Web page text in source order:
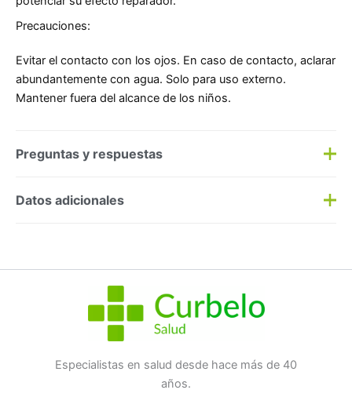
Precauciones:
Evitar el contacto con los ojos. En caso de contacto, aclarar
abundantemente con agua. Solo para uso externo.
Mantener fuera del alcance de los niños.
Preguntas y respuestas
Preguntas y respuestas
No hay preguntas todavía
Datos adicionales
Especialistas en salud desde hace más de 40
años.